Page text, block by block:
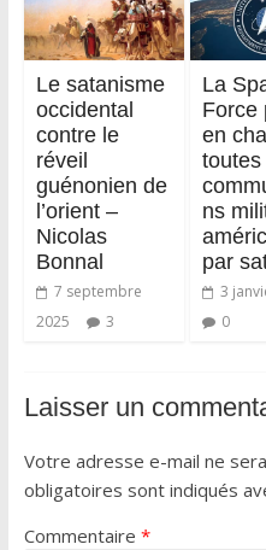
Le satanisme
occidental
contre le
réveil
guénonien de
l’orient –
Nicolas
Bonnal
7 septembre
2025
3
La
Force
en
toutes
ns
par
3
0
Laisser un
Votre adresse e-mail ne
obligatoires sont indiqués
Commentaire *